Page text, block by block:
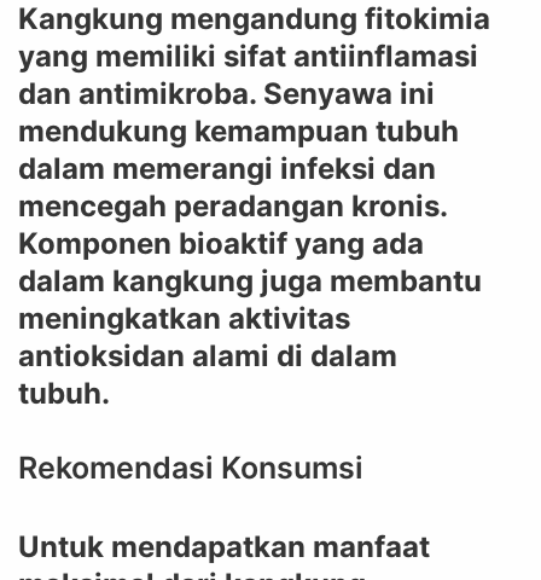
Kangkung mengandung fitokimia
yang memiliki sifat antiinflamasi
dan antimikroba. Senyawa ini
mendukung kemampuan tubuh
dalam memerangi infeksi dan
mencegah peradangan kronis.
Komponen bioaktif yang ada
dalam kangkung juga membantu
meningkatkan aktivitas
antioksidan alami di dalam
tubuh.
Rekomendasi Konsumsi
Untuk mendapatkan manfaat